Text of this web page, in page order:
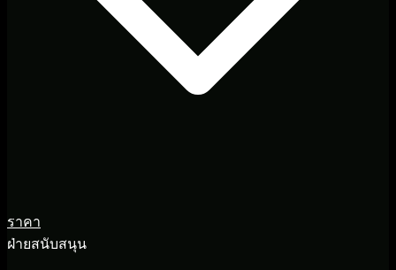
ราคา
ฝ่ายสนับสนุน